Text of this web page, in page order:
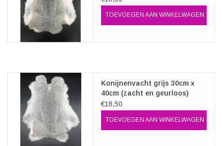
TOEVOEGEN AAN WINKELWAGEN
Konijnenvacht grijs 30cm x
40cm (zacht en geurloos)
€18,50
TOEVOEGEN AAN WINKELWAGEN